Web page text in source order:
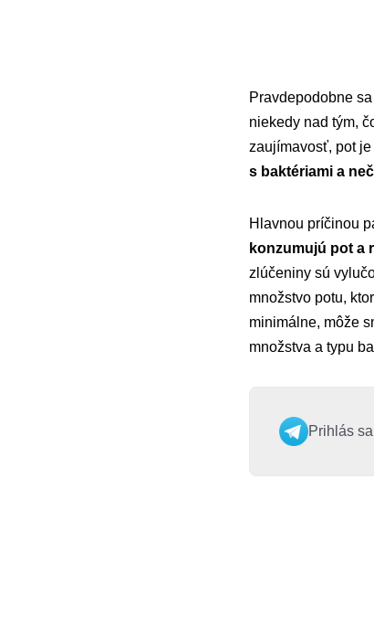
Pravdepodobne
niekedy nad tým,
zaujímavosť, pot
s baktériami a
Hlavnou príčinou
konzumujú pot a
zlúčeniny sú
množstvo potu,
minimálne, môže
množstva a typu
Prihlás